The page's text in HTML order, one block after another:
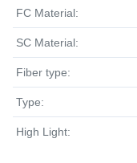
FC Material:
SC Material:
Fiber type:
Type:
High Light: